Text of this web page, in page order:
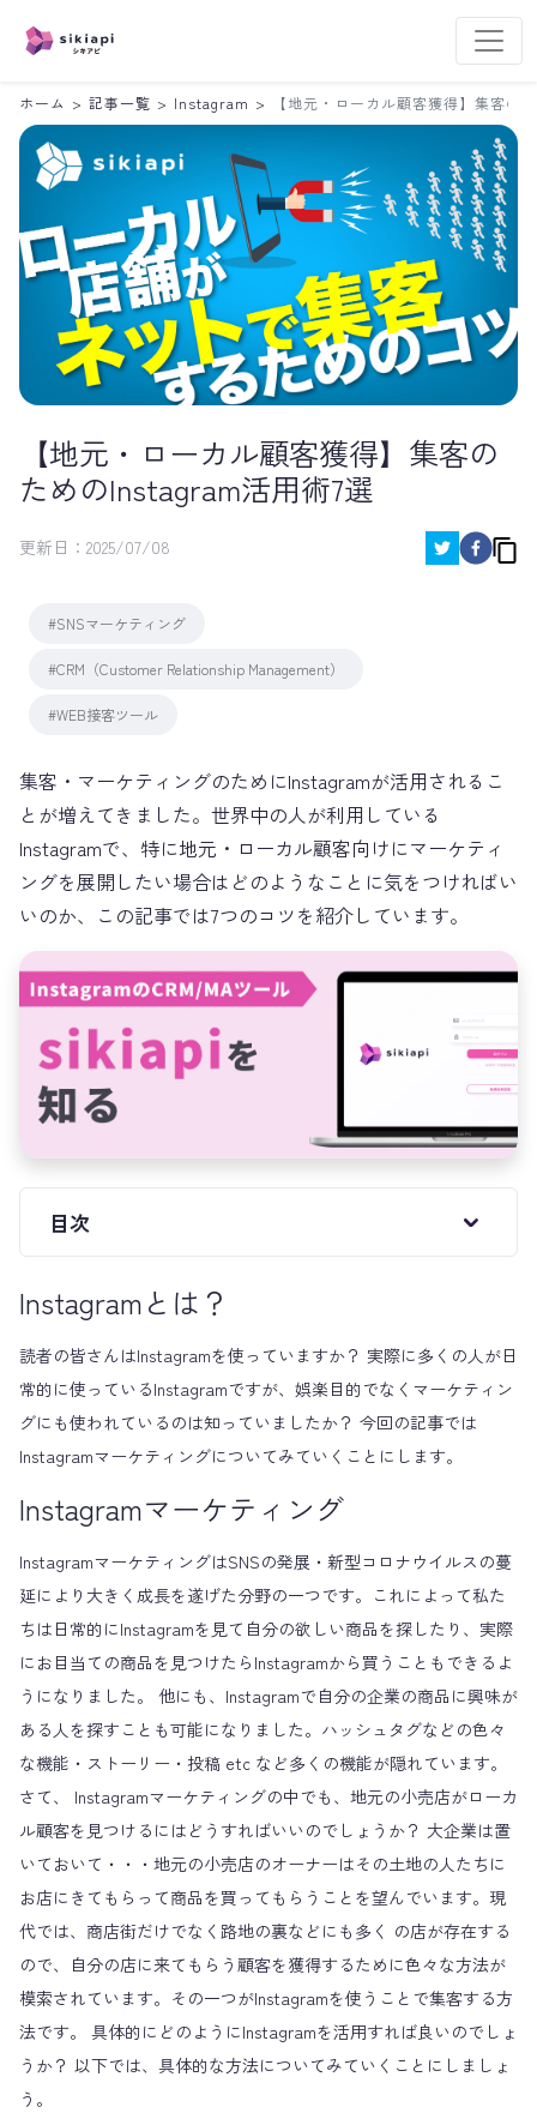
ホーム > 記事一覧 > Instagram > 【地元・ローカル顧客獲得】集客の
【地元・ローカル顧客獲得】集客の
ためのInstagram活用術7選
更新日： 2025/07/08
#SNSマーケティング
#CRM（Customer Relationship Management）
#WEB接客ツール
集客・マーケティングのためにInstagramが活用されるこ
とが増えてきました。世界中の人が利用している
Instagramで、特に地元・ローカル顧客向けにマーケティ
ングを展開したい場合はどのようなことに気をつければい
いのか、この記事では7つのコツを紹介しています。
目次
Instagramとは？
読者の皆さんはInstagramを使っていますか？ 実際に多くの人が日
常的に使っているInstagramですが、娯楽目的でなくマーケティン
グにも使われているのは知っていましたか？ 今回の記事では
Instagramマーケティングについてみていくことにします。
Instagramマーケティング
InstagramマーケティングはSNSの発展・新型コロナウイルスの蔓
延により大きく成長を遂げた分野の一つです。これによって私た
ちは日常的にInstagramを見て自分の欲しい商品を探したり、実際
にお目当ての商品を見つけたらInstagramから買うこともできるよ
うになりました。 他にも、Instagramで自分の企業の商品に興味が
ある人を探すことも可能になりました。ハッシュタグなどの色々
な機能・ストーリー・投稿 etc など多くの機能が隠れています。
さて、 Instagramマーケティングの中でも、地元の小売店がローカ
ル顧客を見つけるにはどうすればいいのでしょうか？ 大企業は置
いておいて・・・地元の小売店のオーナーはその土地の人たちに
お店にきてもらって商品を買ってもらうことを望んでいます。現
代では、商店街だけでなく路地の裏などにも多く の店が存在する
ので、自分の店に来てもらう顧客を獲得するために色々な方法が
模索されています。その一つがInstagramを使うことで集客する方
法です。 具体的にどのようにInstagramを活用すれば良いのでしょ
うか？ 以下では、具体的な方法についてみていくことにしましょ
う。